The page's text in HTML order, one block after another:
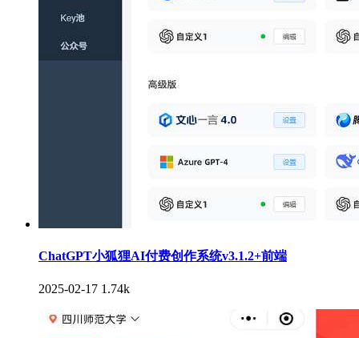
ChatGPT小狐狸AI付费创作系统v3.1.2+前端
2025-02-17 1.74k